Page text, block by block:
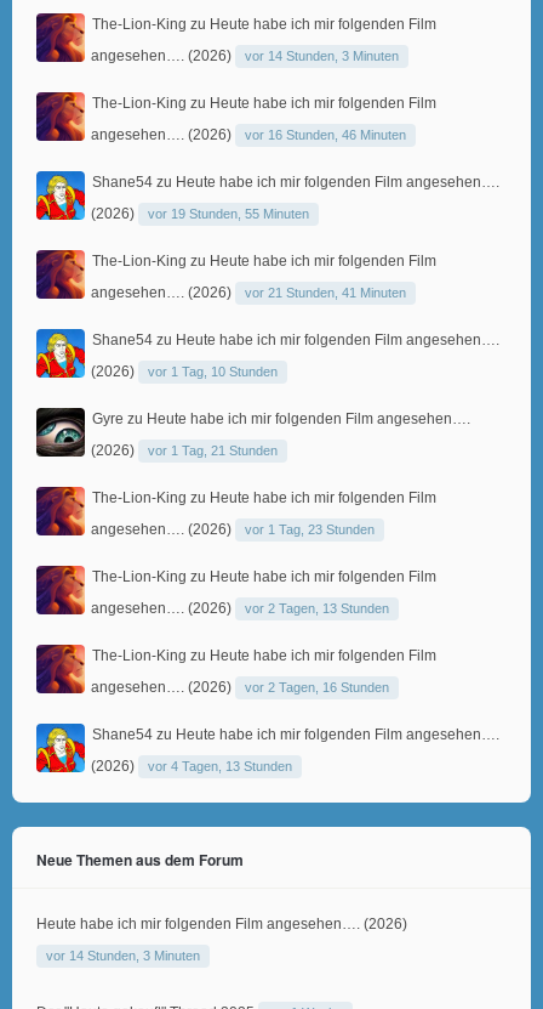
The-Lion-King zu Heute habe ich mir folgenden Film
angesehen…. (2026)
vor 14 Stunden, 3 Minuten
The-Lion-King zu Heute habe ich mir folgenden Film
angesehen…. (2026)
vor 16 Stunden, 46 Minuten
Shane54 zu Heute habe ich mir folgenden Film angesehen….
(2026)
vor 19 Stunden, 55 Minuten
The-Lion-King zu Heute habe ich mir folgenden Film
angesehen…. (2026)
vor 21 Stunden, 41 Minuten
Shane54 zu Heute habe ich mir folgenden Film angesehen….
(2026)
vor 1 Tag, 10 Stunden
Gyre zu Heute habe ich mir folgenden Film angesehen….
(2026)
vor 1 Tag, 21 Stunden
The-Lion-King zu Heute habe ich mir folgenden Film
angesehen…. (2026)
vor 1 Tag, 23 Stunden
The-Lion-King zu Heute habe ich mir folgenden Film
angesehen…. (2026)
vor 2 Tagen, 13 Stunden
The-Lion-King zu Heute habe ich mir folgenden Film
angesehen…. (2026)
vor 2 Tagen, 16 Stunden
Shane54 zu Heute habe ich mir folgenden Film angesehen….
(2026)
vor 4 Tagen, 13 Stunden
Neue Themen aus dem Forum
Heute habe ich mir folgenden Film angesehen…. (2026)
vor 14 Stunden, 3 Minuten